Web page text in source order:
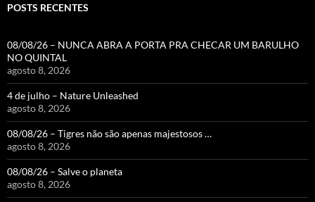
POSTS RECENTES
08/08/26 – NUNCA ABRA A PORTA PRA CHECAR UM BARULHO
NO QUINTAL
agosto 8, 2026
4 de julho – Nature Unleashed
agosto 8, 2026
08/08/26 – Tigres não são apenas majestosos …
agosto 8, 2026
08/08/26 – Salve o planeta
agosto 8, 2026